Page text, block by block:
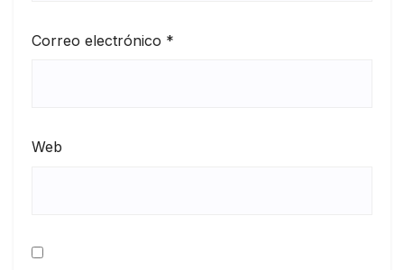
Correo electrónico *
Web